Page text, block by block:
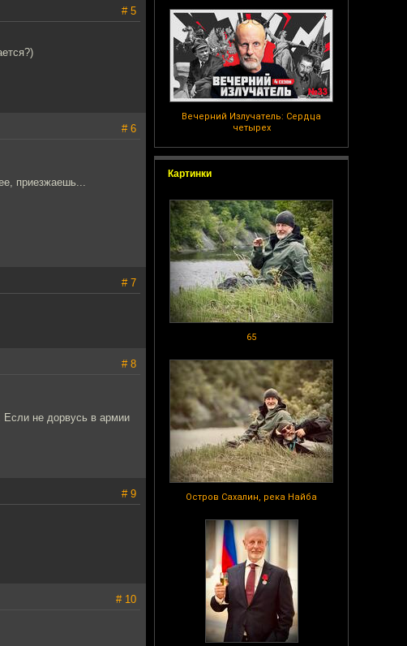
Вечерний Излучатель: Сердца
четырех
Картинки
65
Остров Сахалин, река Найба
# 5
# 6
приезжаешь...
# 7
# 8
Если не дорвусь в армии
# 9
# 10